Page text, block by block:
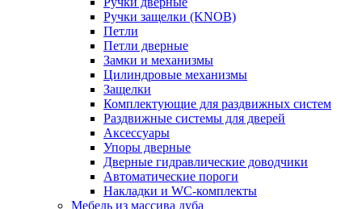
Ручки защелки (KNOB)
Петли
Петли дверные
Замки и механизмы
Цилиндровые механизмы
Защелки
Комплектующие для раздвижных систем
Раздвижные системы для дверей
Аксессуары
Упоры дверные
Дверные гидравлические доводчики
Автоматические пороги
Накладки и WC-комплекты
Мебель из массива дуба